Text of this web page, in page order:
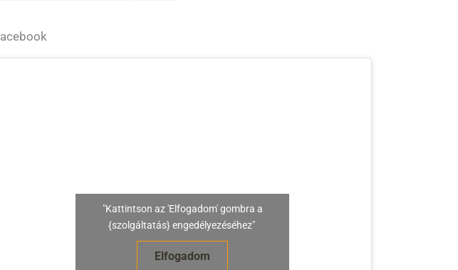
"Kattintson az 'Elfogadom' gombra a
{szolgáltatás} engedélyezéséhez"
Elfogadom